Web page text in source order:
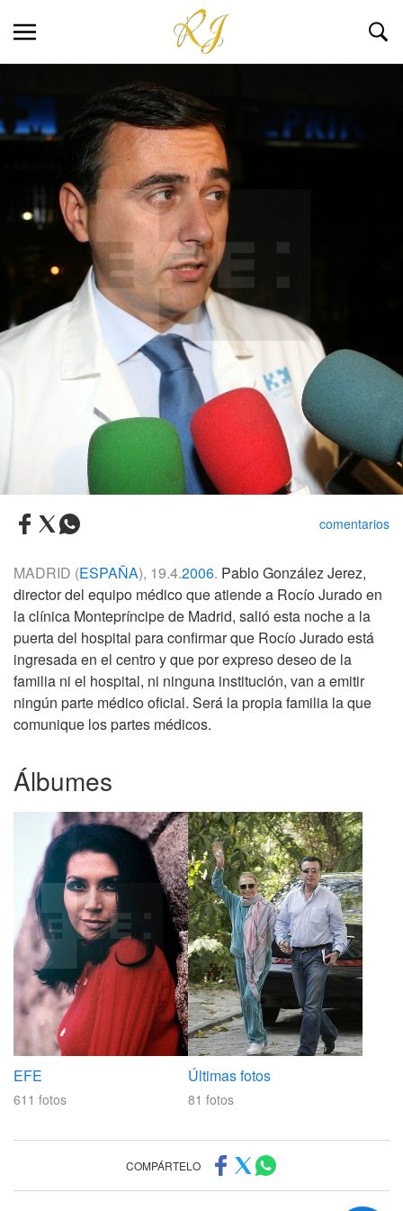
comentarios
MADRID (ESPAÑA), 19.4.2006. Pablo González Jerez,
director del equipo médico que atiende a Rocío Jurado en
la clínica Montepríncipe de Madrid, salió esta noche a la
puerta del hospital para confirmar que Rocío Jurado está
ingresada en el centro y que por expreso deseo de la
familia ni el hospital, ni ninguna institución, van a emitir
ningún parte médico oficial. Será la propia familia la que
comunique los partes médicos.
Álbumes
EFE
611 fotos
Últimas fotos
81 fotos
COMPÁRTELO